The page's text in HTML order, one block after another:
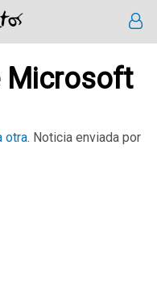
Microsoft
otra. Noticia enviada por